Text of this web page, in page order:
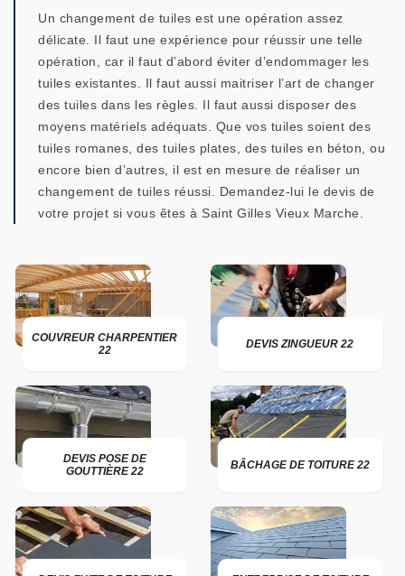
Un changement de tuiles est une opération assez
délicate. Il faut une expérience pour réussir une telle
opération, car il faut d’abord éviter d’endommager les
tuiles existantes. Il faut aussi maitriser l’art de changer
des tuiles dans les règles. Il faut aussi disposer des
moyens matériels adéquats. Que vos tuiles soient des
tuiles romanes, des tuiles plates, des tuiles en béton, ou
encore bien d’autres, il est en mesure de réaliser un
changement de tuiles réussi. Demandez-lui le devis de
votre projet si vous êtes à Saint Gilles Vieux Marche.
COUVREUR CHARPENTIER
22
DEVIS ZINGUEUR 22
DEVIS POSE DE
GOUTTIÈRE 22
BÂCHAGE DE TOITURE 22